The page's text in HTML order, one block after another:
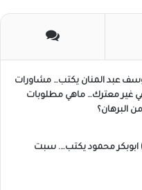
عبد المنان يكتب… مشاورات
في غير معترك… ماهي مطلوبات
البرهان؟
ابوبكر محمود يكتب…. سبت